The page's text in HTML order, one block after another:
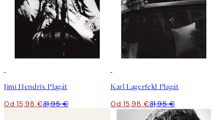
Jimi Hendrix Plagát
Od 15,98 €31,95 €
Karl Lagerfeld Plagát
Od 15,98 €31,95 €